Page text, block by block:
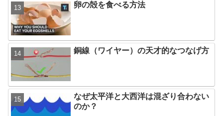
卵の殻を食べる方法
銅線（ワイヤー）の天才的なつなげ方
なぜ太平洋と大西洋は混ざり合わない
のか？